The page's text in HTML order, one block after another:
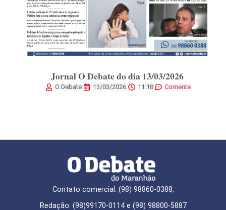
Jornal O Debate do dia 13/03/2026
O Debate 13/03/2026 11:18 Comente
Contato comercial: (98) 98860-0388,
Redação: (98)99170-0114 e (98) 98800-5887